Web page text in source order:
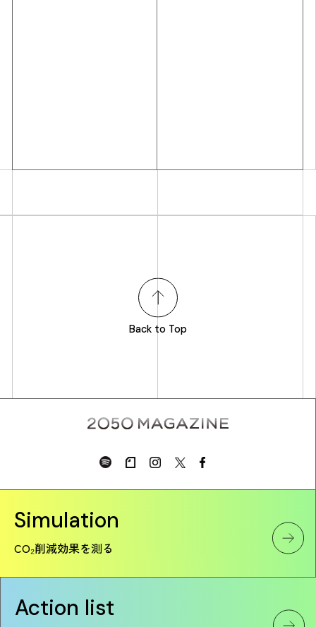
Back to Top
Simulation
CO₂削減効果を測る
Action list